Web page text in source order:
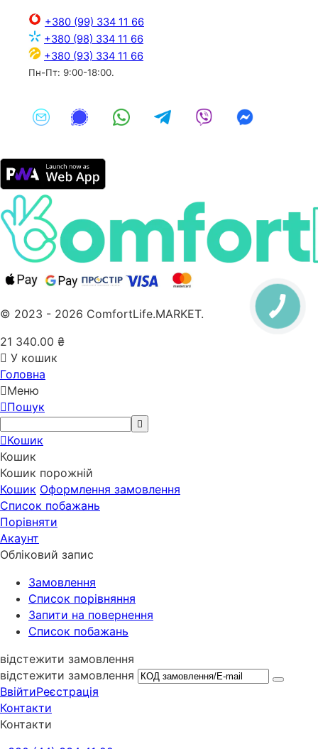
+380 (99) 334 11 66
+380 (98) 334 11 66
+380 (93) 334 11 66
Пн-Пт: 9:00-18:00.
© 2023 - 2026 ComfortLife.MARKET.
21 340.00 ₴
У кошик
Головна
Меню
Пошук
Кошик
Кошик
Кошик порожній
Кошик Оформлення замовлення
Список побажань
Порівняти
Акаунт
Обліковий запис
Замовлення
Cписок порівняння
Запити на повернення
Список побажань
відстежити замовлення
відстежити замовлення
ВвійтиРеєстрація
Контакти
Контакти